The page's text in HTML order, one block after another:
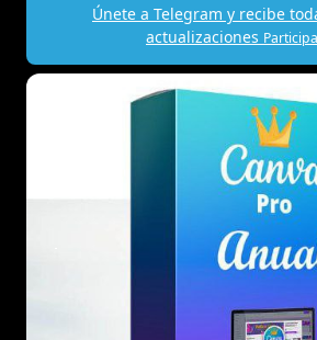
Únete a Telegram y recibe
actualizaciones